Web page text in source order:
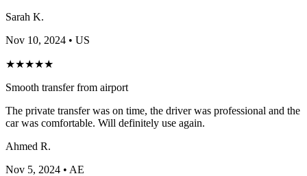
Sarah K.
Nov 10, 2024 • US
★★★★★
Smooth transfer from airport
The private transfer was on time, the driver was professional and the
car was comfortable. Will definitely use again.
Ahmed R.
Nov 5, 2024 • AE